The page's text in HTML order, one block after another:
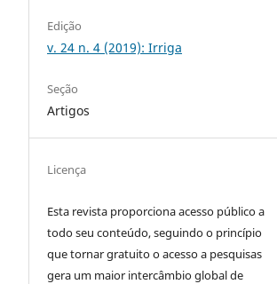
Edição
v. 24 n. 4 (2019): Irriga
Seção
Artigos
Licença
Esta revista proporciona acesso público a
todo seu conteúdo, seguindo o princípio
que tornar gratuito o acesso a pesquisas
gera um maior intercâmbio global de